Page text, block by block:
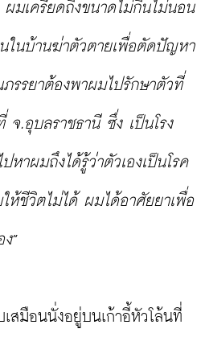
ผมเครียดถึงขนาดไม่กินไม่นอน
ในบ้านฆ่าตัวตายเพื่อตัดปัญหา
รรยาต้องพาผมไปรักษาตัวที่
จ.อุบลราชธานี ซึ่ง เป็นโรง
าผมถึงได้รู้ว่าตัวเองเป็นโรค
ห้ชีวิตไม่ได้ ผมได้อาศัยยาเพื่อ
ง”
เสมือนนั่งอยู่บนเก้าอี้หัวโล้นที่